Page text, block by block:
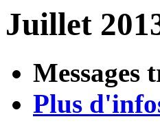
Juillet
Messages
Plus